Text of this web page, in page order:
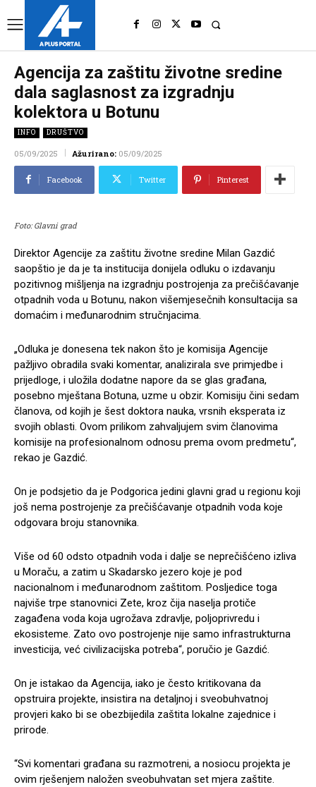
Agencija za zaštitu životne sredine
dala saglasnost za izgradnju
kolektora u Botunu
INFO DRUŠTVO
05/09/2025 Ažurirano: 05/09/2025
Facebook Twitter Pinterest
Foto: Glavni grad
Direktor Agencije za zaštitu životne sredine Milan Gazdić
saopštio je da je ta institucija donijela odluku o izdavanju
pozitivnog mišljenja na izgradnju postrojenja za prečišćavanje
otpadnih voda u Botunu, nakon višemjesečnih konsultacija sa
domaćim i međunarodnim stručnjacima.
„Odluka je donesena tek nakon što je komisija Agencije
pažljivo obradila svaki komentar, analizirala sve primjedbe i
prijedloge, i uložila dodatne napore da se glas građana,
posebno mještana Botuna, uzme u obzir. Komisiju čini sedam
članova, od kojih je šest doktora nauka, vrsnih eksperata iz
svojih oblasti. Ovom prilikom zahvaljujem svim članovima
komisije na profesionalnom odnosu prema ovom predmetu“,
rekao je Gazdić.
On je podsjetio da je Podgorica jedini glavni grad u regionu koji
još nema postrojenje za prečišćavanje otpadnih voda koje
odgovara broju stanovnika.
Više od 60 odsto otpadnih voda i dalje se neprečišćeno izliva
u Moraču, a zatim u Skadarsko jezero koje je pod
nacionalnom i međunarodnom zaštitom. Posljedice toga
najviše trpe stanovnici Zete, kroz čija naselja protiče
zagađena voda koja ugrožava zdravlje, poljoprivredu i
ekosisteme. Zato ovo postrojenje nije samo infrastrukturna
investicija, već civilizacijska potreba“, poručio je Gazdić.
On je istakao da Agencija, iako je često kritikovana da
opstruira projekte, insistira na detaljnoj i sveobuhvatnoj
provjeri kako bi se obezbijedila zaštita lokalne zajednice i
prirode.
“Svi komentari građana su razmotreni, a nosiocu projekta je
ovim rješenjem naložen sveobuhvatan set mjera zaštite.